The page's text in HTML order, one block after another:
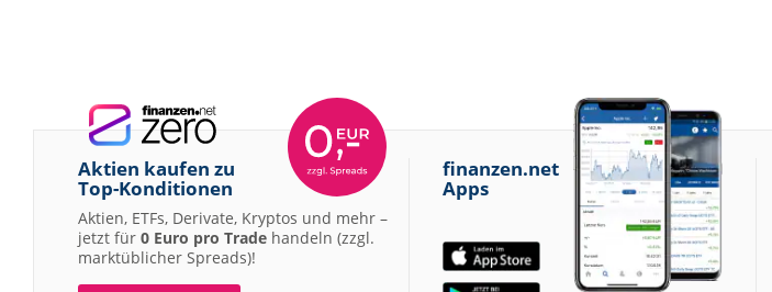
Aktien kaufen zu
Top-Konditionen
Aktien, ETFs, Derivate, Kryptos und mehr –
jetzt für 0 Euro pro Trade handeln (zzgl.
marktüblicher Spreads)!
finanzen.net
Apps